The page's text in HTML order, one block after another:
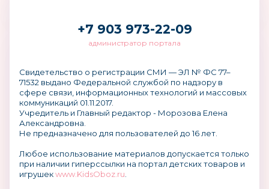
+7 903 973-22-09
администратор портала
Свидетельство о регистрации СМИ — ЭЛ № ФС 77–
71532 выдано Федеральной службой по надзору в
сфере связи, информационных технологий и массовых
коммуникаций 01.11.2017.
Учредитель и Главный редактор - Морозова Елена
Александровна.
Не предназначено для пользователей до 16 лет.
Любое использование материалов допускается только
при наличии гиперссылки на портал детских товаров и
игрушекwww.KidsOboz.ru